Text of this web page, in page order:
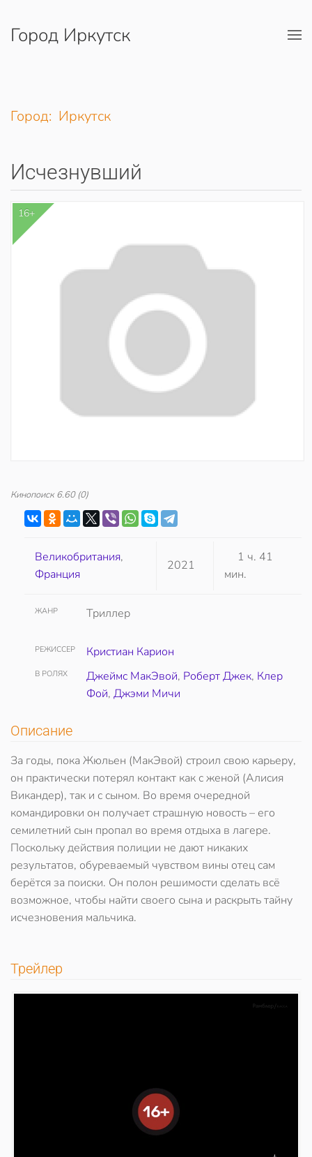
Перейти к содержимому
Город Иркутск
Город: Иркутск
Исчезнувший
16+
Кинопоиск 6.60(0)
Великобритания,
Франция
2021
1 ч. 41
мин.
ЖАНР Триллер
РЕЖИССЕР Кристиан Карион
В РОЛЯХ Джеймс МакЭвой, Роберт Джек, Клер
Фой, Джэми Мичи
Описание
За годы, пока Жюльен (МакЭвой) строил свою карьеру,
он практически потерял контакт как с женой (Алисия
Викандер), так и с сыном. Во время очередной
командировки он получает страшную новость – его
семилетний сын пропал во время отдыха в лагере.
Поскольку действия полиции не дают никаких
результатов, обуреваемый чувством вины отец сам
берётся за поиски. Он полон решимости сделать всё
возможное, чтобы найти своего сына и раскрыть тайну
исчезновения мальчика.
Трейлер